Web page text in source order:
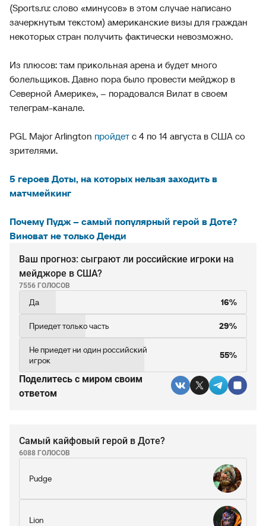
(Sports.ru: слово «минусов» в этом случае написано
зачеркнутым текстом) американские визы для граждан
некоторых стран получить фактически невозможно.
Из плюсов: там прикольная арена и будет много
болельщиков. Давно пора было провести мейджор в
Северной Америке», – порадовался Вилат в своем
телеграм-канале.
PGL Major Arlington пройдет с 4 по 14 августа в США со
зрителями.
5 героев Доты, на которых нельзя заходить в
матчмейкинг
Почему Пудж – самый популярный герой в Доте?
Виноват не только Денди
Ваш прогноз: сыграют ли российские игроки на
мейджоре в США?
7556 ГОЛОСОВ
Да 16%
Приедет только часть 29%
Не приедет ни один российский
игрок
55%
Поделитесь c миром своим
ответом
Самый кайфовый герой в Доте?
6088 ГОЛОСОВ
Pudge
Lion